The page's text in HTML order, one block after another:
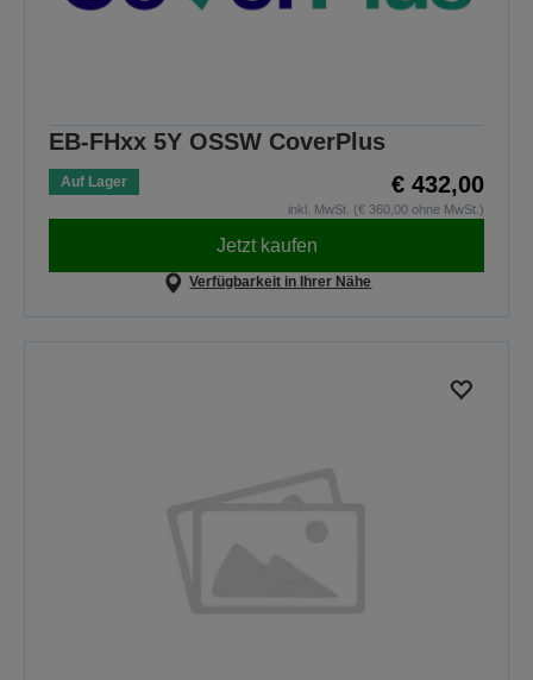
EB-FHxx 5Y OSSW CoverPlus
Auf Lager € 432,00
inkl. MwSt. (€ 360,00 ohne MwSt.)
Jetzt kaufen
Verfügbarkeit in Ihrer Nähe